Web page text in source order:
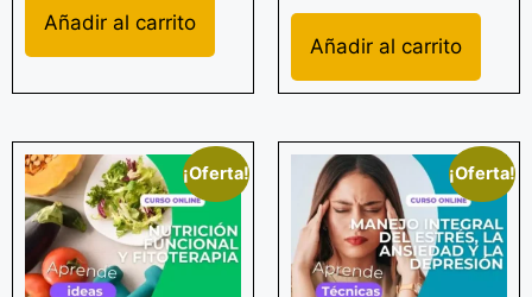
Añadir al carrito
Añadir al carrito
¡Oferta! ¡Oferta!